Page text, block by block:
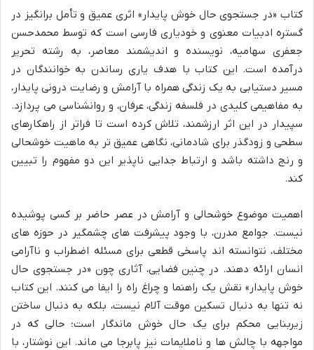
کتاب «در جستجوی حال خوش پایدار» اثری عمیق و تأمل برانگیز در
گستره ادبیات معنوی و خودیاری فارسی است که توسط محمدحسن
جعفری سهامیه، نویسنده و اندیشمند معاصر، به رشته تحریر
درآمده است. این کتاب با هدف یاری رساندن به خوانندگان در
مسیر دستیابی به یک زندگی همراه با آرامش و رضایت درونی پایدار،
به مفاهیمی کلیدی در فلسفه زندگی، عرفان، و روانشناسی می پردازد.
سپیدار در این اثر ارزشمند، تلاش کرده است تا فراتر از راهکارهای
سطحی و زودگذر برای شادمانی، نگاهی عمیق تر به ماهیت خوشحالی
و رنج داشته باشد و ارتباط جدایی ناپذیر این دو مفهوم را تبیین
کند.
اهمیت موضوع خوشحالی و آرامش در عصر حاضر بر کسی پوشیده
نیست. جوامع مدرن، با وجود پیشرفت های چشمگیر در حوزه های
مختلف، نتوانسته اند پاسخی قطعی برای مسئله اضطراب و ناآرامی
انسان ارائه دهند. در چنین فضایی، آثاری چون «در جستجوی حال
خوش پایدار» نقش یک راهنما و چراغ راه را ایفا می کنند. این کتاب
نه تنها به دنبال تسکین موقت آلام نیست، بلکه به دنبال ساختن
زیربنایی محکم برای یک حال خوش ماندگار است؛ حالی که در
مواجهه با چالش ها و ناملایمات نیز پابرجا می ماند. این نوشتار، با